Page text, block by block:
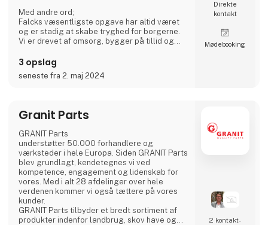
Med andre ord;
Falcks væsentligste opgave har altid været
og er stadig at skabe tryghed for borgerne.
Vi er drevet af omsorg, bygger på tillid og
3 opslag
seneste fra 2. maj 2024
Direkte
kontakt
Møde­booking
Granit Parts
GRANIT Parts
understøtter 50.000 forhandlere og
værksteder i hele Europa. Siden GRANIT Parts
blev grundlagt, kendetegnes vi ved
kompetence, engagement og lidenskab for
vores. Med i alt 28 afdelinger over hele
verdenen kommer vi også tættere på vores
kunder.
GRANIT Parts tilbyder et bredt sortiment af
produkter indenfor landbrug, skov have og
2 kontakt­